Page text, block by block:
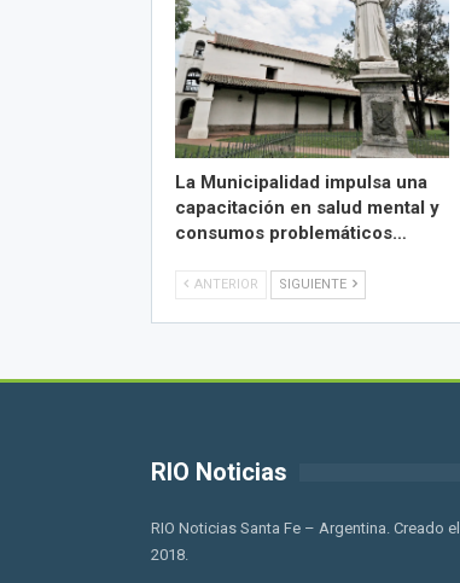
La Municipalidad impulsa una
capacitación en salud mental y
consumos problemáticos…
ANTERIOR SIGUIENTE
RIO Noticias
RIO Noticias Santa Fe – Argentina. Creado
2018.